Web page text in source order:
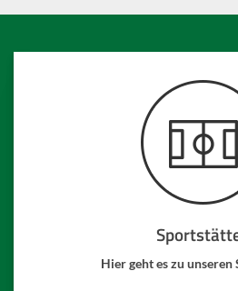
Hier geht es zu